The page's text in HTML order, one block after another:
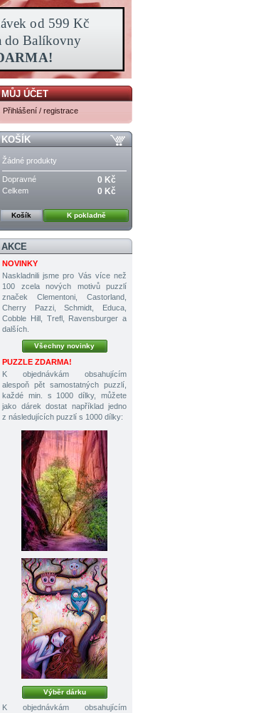
MŮJ ÚČET
Přihlášení / registrace
KOŠÍK
Žádné produkty
Dopravné 0 Kč
Celkem 0 Kč
Košík K pokladně
AKCE
NOVINKY
Naskladnili jsme pro Vás více než
100 zcela nových motivů puzzlí
značek Clementoni, Castorland,
Cherry Pazzi, Schmidt, Educa,
Cobble Hill, Trefl, Ravensburger a
dalších.
Všechny novinky
PUZZLE ZDARMA!
K objednávkám obsahujícím
alespoň pět samostatných puzzlí,
každé min. s 1000 dílky, můžete
jako dárek dostat například jedno
z následujících puzzlí s 1000 dílky:
Výběr dárku
K objednávkám obsahujícím